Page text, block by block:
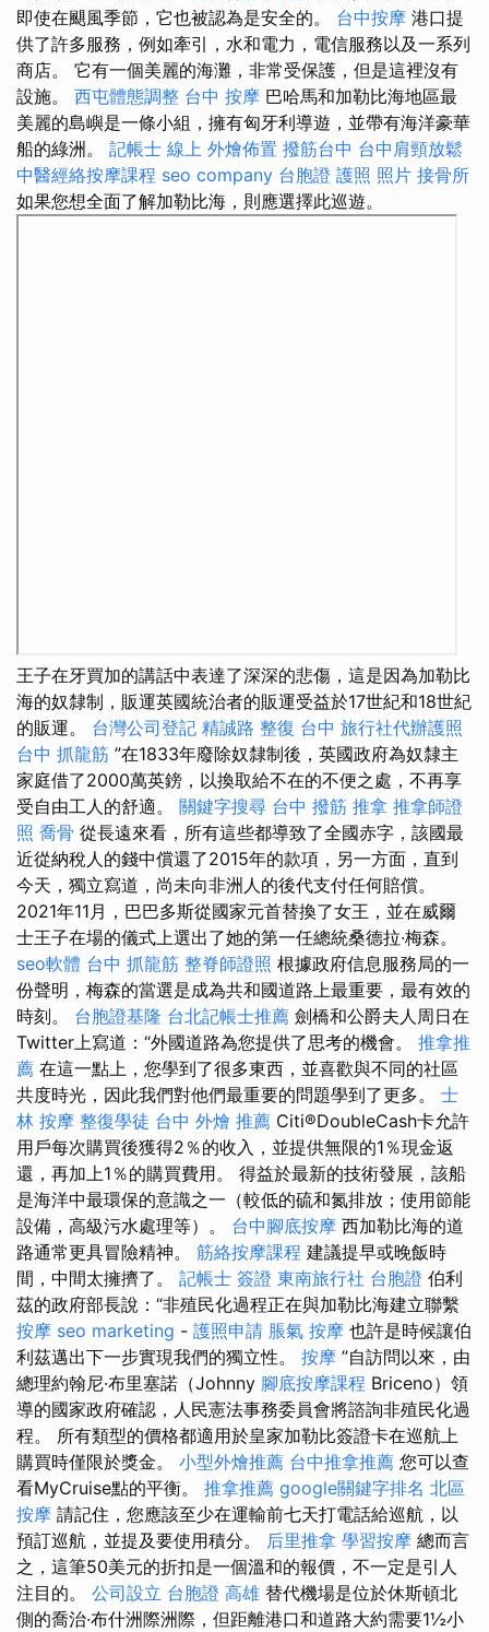
即使在颶風季節，它也被認為是安全的。 台中按摩 港口提
供了許多服務，例如牽引，水和電力，電信服務以及一系列
商店。 它有一個美麗的海灘，非常受保護，但是這裡沒有
設施。 西屯體態調整 台中 按摩 巴哈馬和加勒比海地區最
美麗的島嶼是一條小組，擁有匈牙利導遊，並帶有海洋豪華
船的綠洲。 記帳士 線上 外燴佈置 撥筋台中 台中肩頸放鬆
中醫經絡按摩課程 seo company 台胞證 護照 照片 接骨所
如果您想全面了解加勒比海，則應選擇此巡遊。
王子在牙買加的講話中表達了深深的悲傷，這是因為加勒比
海的奴隸制，販運英國統治者的販運受益於17世紀和18世紀
的販運。 台灣公司登記 精誠路 整復 台中 旅行社代辦護照
台中 抓龍筋 ”在1833年廢除奴隸制後，英國政府為奴隸主
家庭借了2000萬英鎊，以換取給不在的不便之處，不再享
受自由工人的舒適。 關鍵字搜尋 台中 撥筋 推拿 推拿師證
照 喬骨 從長遠來看，所有這些都導致了全國赤字，該國最
近從納稅人的錢中償還了2015年的款項，另一方面，直到
今天，獨立寫道，尚未向非洲人的後代支付任何賠償。
2021年11月，巴巴多斯從國家元首替換了女王，並在威爾
士王子在場的儀式上選出了她的第一任總統桑德拉·梅森。
seo軟體 台中 抓龍筋 整脊師證照 根據政府信息服務局的一
份聲明，梅森的當選是成為共和國道路上最重要，最有效的
時刻。 台胞證基隆 台北記帳士推薦 劍橋和公爵夫人周日在
Twitter上寫道：“外國道路為您提供了思考的機會。 推拿推
薦 在這一點上，您學到了很多東西，並喜歡與不同的社區
共度時光，因此我們對他們最重要的問題學到了更多。 士
林 按摩 整復學徒 台中 外燴 推薦 Citi®DoubleCash卡允許
用戶每次購買後獲得2％的收入，並提供無限的1％現金返
還，再加上1％的購買費用。 得益於最新的技術發展，該船
是海洋中最環保的意識之一（較低的硫和氮排放；使用節能
設備，高級污水處理等）。 台中腳底按摩 西加勒比海的道
路通常更具冒險精神。 筋絡按摩課程 建議提早或晚飯時
間，中間太擁擠了。 記帳士 簽證 東南旅行社 台胞證 伯利
茲的政府部長說：“非殖民化過程正在與加勒比海建立聯繫
按摩 seo marketing - 護照申請 脹氣 按摩 也許是時候讓伯
利茲邁出下一步實現我們的獨立性。 按摩 ”自訪問以來，由
總理約翰尼·布里塞諾（Johnny 腳底按摩課程 Briceno）領
導的國家政府確認，人民憲法事務委員會將諮詢非殖民化過
程。 所有類型的價格都適用於皇家加勒比簽證卡在巡航上
購買時僅限於獎金。 小型外燴推薦 台中推拿推薦 您可以查
看MyCruise點的平衡。 推拿推薦 google關鍵字排名 北區
按摩 請記住，您應該至少在運輸前七天打電話給巡航，以
預訂巡航，並提及要使用積分。 后里推拿 學習按摩 總而言
之，這筆50美元的折扣是一個溫和的報價，不一定是引人
注目的。 公司設立 台胞證 高雄 替代機場是位於休斯頓北
側的喬治·布什洲際洲際，但距離港口和道路大約需要1½小